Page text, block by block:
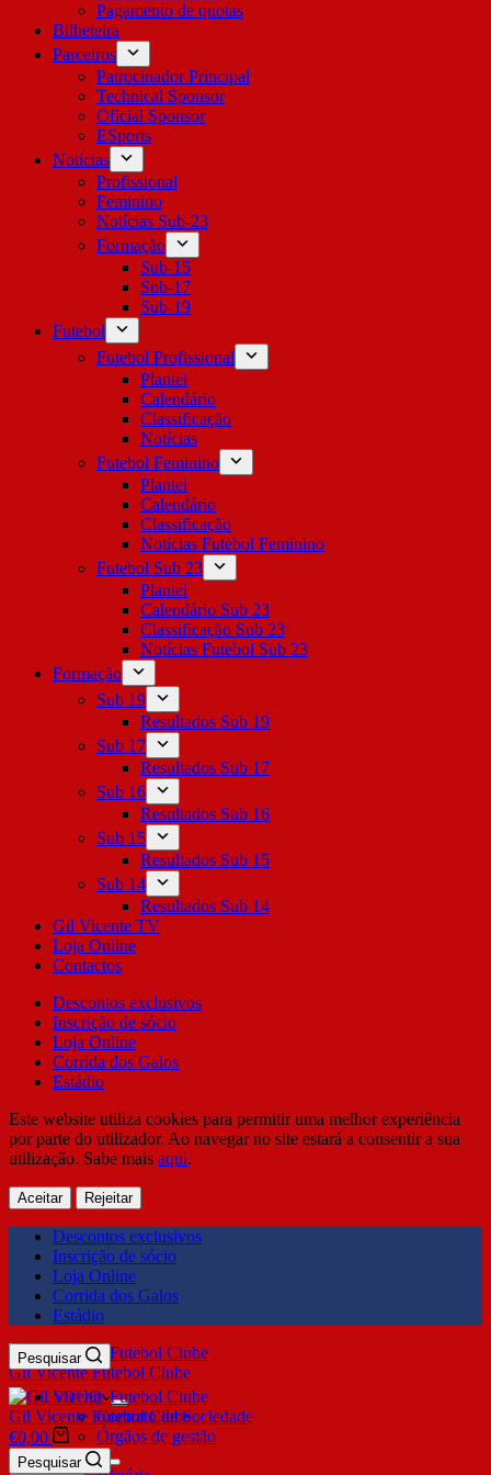
Pagamento de quotas
Bilheteira
Parceiros
Patrocinador Principal
Technical Sponsor
Oficial Sponsor
ESports
Notícias
Profissional
Feminino
Notícias Sub-23
Formação
Sub-15
Sub-17
Sub-19
Futebol
Futebol Profissional
Plantel
Calendário
Classificação
Notícias
Futebol Feminino
Plantel
Calendário
Classificação
Notícias Futebol Feminino
Futebol Sub 23
Plantel
Calendário Sub 23
Classificação Sub 23
Notícias Futebol Sub 23
Formação
Sub 19
Resultados Sub 19
Sub 17
Resultados Sub 17
Sub 16
Resultados Sub 16
Sub 15
Resultados Sub 15
Sub 14
Resultados Sub 14
Gil Vicente TV
Loja Online
Contactos
Descontos exclusivos
Inscrição de sócio
Loja Online
Corrida dos Galos
Estádio
Este website utiliza cookies para permitir uma melhor experiência
por parte do utilizador. Ao navegar no site estará a consentir a sua
utilização. Sabe mais aqui.
Aceitar Rejeitar
Descontos exclusivos
Inscrição de sócio
Loja Online
Corrida dos Galos
Estádio
Gil Vicente Futebol Clube
Pesquisar
SDUQ
Contrato de Sociedade
Órgãos de gestão
Clube
Gil Vicente Futebol Clube
€0,00
Pesquisar